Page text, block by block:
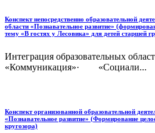
Конспект непосредственно образовательной
области «Познавательное развитие»
тему «В гостях у Лесовика» для детей старшей
Интеграция образовательных
«Коммуникация»· «Социали...
Конспект организованной образовательной
«Познавательное развитие» (Формирование
кругозора)